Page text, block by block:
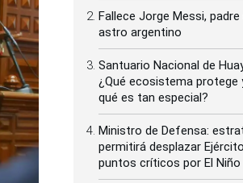
Fallece Jorge Messi, padre
astro argentino
Santuario Nacional de
¿Qué ecosistema protege
qué es tan especial?
Ministro de Defensa:
permitirá desplazar
puntos críticos por El Niño